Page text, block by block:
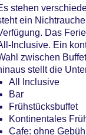
Zimmerservice
Sonnenterrasse:
Gesamtanzahl
Gesamtanzahl
Zahlungsarten:
Landeskategorie:
stehen
ein
Das
Inclusive. Ein
zwischen
stellt die
All Inclusive
Bar
Frühstücksbuffet
Kontinentales
Cafe: ohne